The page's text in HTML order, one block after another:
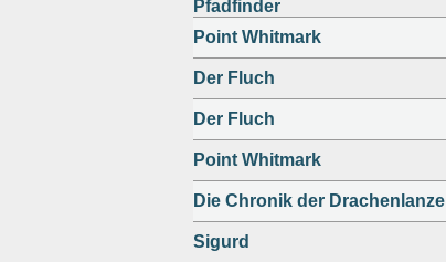
Pfadfinder
Point Whitmark
Der Fluch
Der Fluch
Point Whitmark
Die Chronik der Drachenlanze
Sigurd